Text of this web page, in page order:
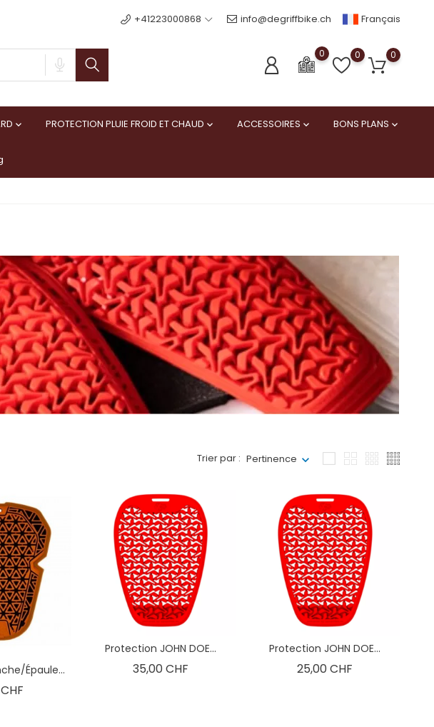
+41223000868 info@degriffbike.ch Français
0 0 0
 PROTECTION PLUIE FROID ET CHAUD  ACCESSOIRES  BONS PLANS 
Trier par : Pertinence
épaule...
Protection JOHN DOE...
35,00 CHFPrix
Protection JOHN DOE...
25,00 CHF